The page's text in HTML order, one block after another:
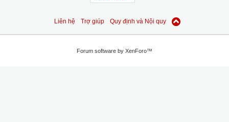
Liên hệ Trợ giúp Quy định và Nội quy
Forum software by XenForo™